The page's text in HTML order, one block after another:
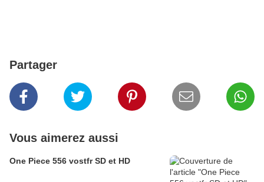
Partager
Vous aimerez aussi
One Piece 556 vostfr SD et HD